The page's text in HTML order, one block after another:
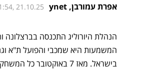
אפרת עמורבן, ynet 21.10.25